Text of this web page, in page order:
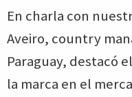
En charla con
Aveiro, country
Paraguay, destacó
la marca en el